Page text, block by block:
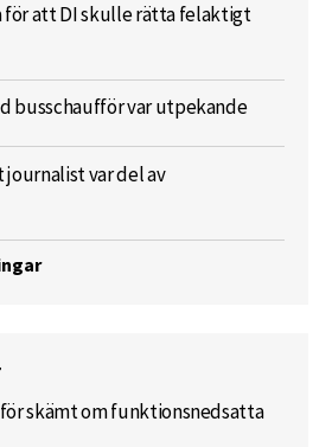
för att DI skulle rätta felaktigt
busschaufför var utpekande
var del av
skämt om funktionsnedsatta